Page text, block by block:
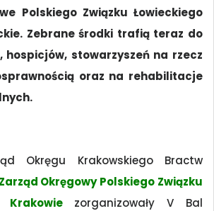
Polskiego Związku Łowieckiego
Zebrane środki trafią teraz do
hospicjów, stowarzyszeń na rzecz
oraz na rehabilitacje
Okręgu Krakowskiego Bractw
Zarząd Okręgowy Polskiego Związku
Krakowiezorganizowały V Bal